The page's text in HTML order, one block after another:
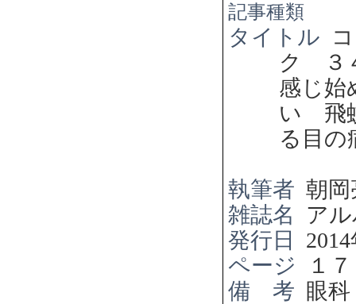
記事種類
タイトル
ク ３
感じ始
い 飛
る目の
執筆者 朝岡
雑誌名
ア
発行日
2014
ページ
１
備 考 眼